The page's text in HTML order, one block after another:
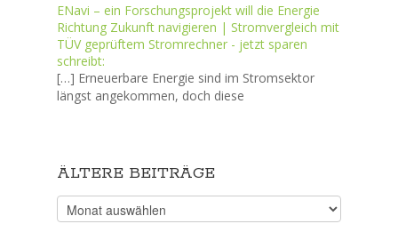
ENavi – ein Forschungsprojekt will die Energie
Richtung Zukunft navigieren | Stromvergleich mit
TÜV geprüftem Stromrechner - jetzt sparen
schreibt:
[…] Erneuerbare Energie sind im Stromsektor
längst angekommen, doch diese
ÄLTERE BEITRÄGE
Ältere
Beiträge